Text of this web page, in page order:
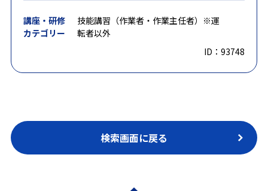
講座・研修
カテゴリー
技能講習（作業者・作業主任者）※運
転者以外
ID：93748
検索画面に戻る